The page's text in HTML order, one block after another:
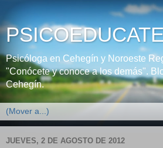
Psicóloga en Cehegín y Noroeste
"Conócete y conoce a los demás".
Cehegín.
JUEVES, 2 DE AGOSTO DE 2012